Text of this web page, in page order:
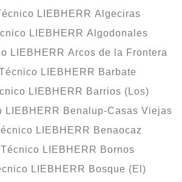
LIEBHERR Algeciras
LIEBHERR Algodonales
LIEBHERR Arcos de la Frontera
LIEBHERR Barbate
LIEBHERR Barrios (Los)
LIEBHERR Benalup-Casas Viejas
LIEBHERR Benaocaz
LIEBHERR Bornos
LIEBHERR Bosque (El)